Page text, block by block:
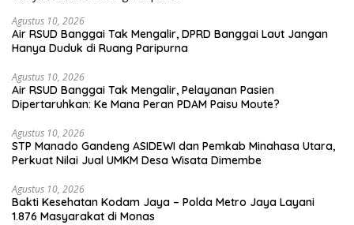
Agustus 10, 2026
Air RSUD Banggai Tak Mengalir, DPRD Banggai Laut Jangan
Hanya Duduk di Ruang Paripurna
Agustus 10, 2026
Air RSUD Banggai Tak Mengalir, Pelayanan Pasien
Dipertaruhkan: Ke Mana Peran PDAM Paisu Moute?
Agustus 10, 2026
‎STP Manado Gandeng ASIDEWI dan Pemkab Minahasa Utara,
Perkuat Nilai Jual UMKM Desa Wisata Dimembe
Agustus 10, 2026
Bakti Kesehatan Kodam Jaya – Polda Metro Jaya Layani
1.876 Masyarakat di Monas